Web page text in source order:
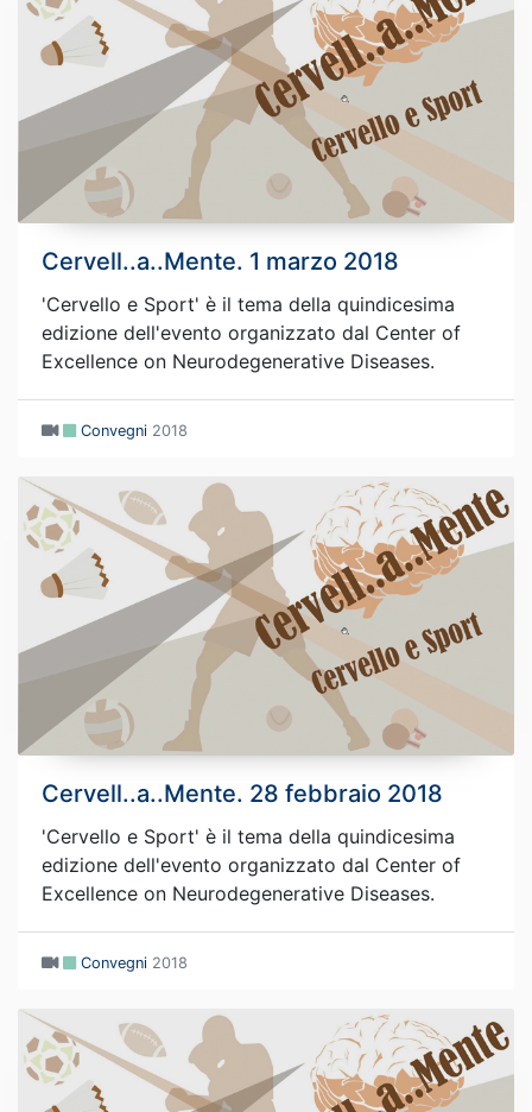
Cervell..a..Mente. 1 marzo 2018
'Cervello e Sport' è il tema della quindicesima
edizione dell'evento organizzato dal Center of
Excellence on Neurodegenerative Diseases.
Convegni 2018
Cervell..a..Mente. 28 febbraio 2018
'Cervello e Sport' è il tema della quindicesima
edizione dell'evento organizzato dal Center of
Excellence on Neurodegenerative Diseases.
Convegni 2018